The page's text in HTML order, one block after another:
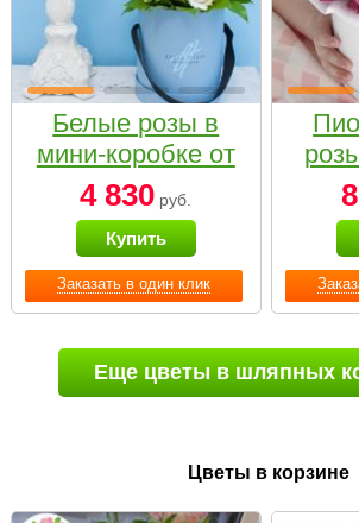
Заказать в один клик
Белые розы в
мини-коробке от
Bella Fiori
4 830 руб.
Купить
Еще цветы в шляпных
Цветы в корзине